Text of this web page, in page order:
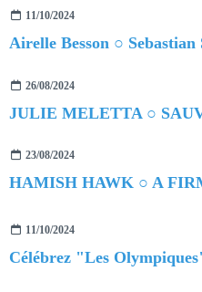
11/10/2024
Airelle Besson ○
26/08/2024
JULIE MELETTA ○
23/08/2024
HAMISH HAWK ○ A
11/10/2024
Célébrez "Les